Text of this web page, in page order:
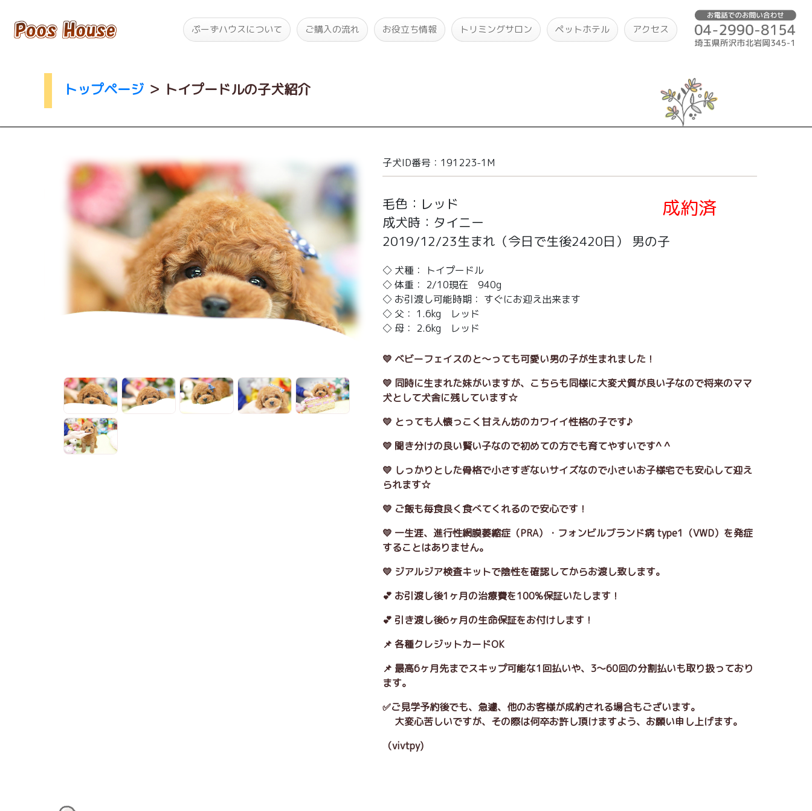
ぷーずハウスについて ご購入の流れ お役立ち情報 トリミングサロン ペットホテル アクセス
トップページ ＞ トイプードルの子犬紹介
子犬ID番号：191223-1M
毛色：レッド
成犬時：タイニー
成約済
2019/12/23生まれ （今日で生後2420日） 男の子
◇ 犬種： トイプードル
◇ 体重： 2/10現在 940g
◇ お引渡し可能時期： すぐにお迎え出来ます
◇ 父： 1.6kg レッド
◇ 母： 2.6kg レッド
💛 ベビーフェイスのと～っても可愛い男の子が生まれました！
💛 同時に生まれた妹がいますが、こちらも同様に大変犬質が良い子なので将来のママ
犬として犬舎に残しています☆
💛 とっても人懐っこく甘えん坊のカワイイ性格の子です♪
💛 聞き分けの良い賢い子なので初めての方でも育てやすいです^ ^
💛 しっかりとした骨格で小さすぎないサイズなので小さいお子様宅でも安心して迎え
られます☆
💛 ご飯も毎食良く食べてくれるので安心です！
💛 一生涯、進行性網膜萎縮症（PRA）・フォンビルブランド病 type1（VWD）を発症
することはありません。
💛 ジアルジア検査キットで陰性を確認してからお渡し致します。
💕 お引渡し後1ヶ月の治療費を100%保証いたします！
💕 引き渡し後6ヶ月の生命保証をお付けします！
📌 各種クレジットカードOK
📌 最高6ヶ月先までスキップ可能な1回払いや、3～60回の分割払いも取り扱っており
ます。
✅ご見学予約後でも、急遽、他のお客様が成約される場合もございます。
大変心苦しいですが、その際は何卒お許し頂けますよう、お願い申し上げます。
（vivtpy)